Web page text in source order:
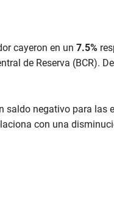
cayeron en un 7.5%
de Reserva (BCR).
saldo negativo para las
con una